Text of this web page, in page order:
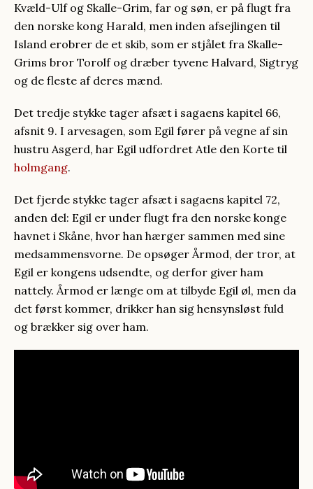
Kvæld-Ulf og Skalle-Grim, far og søn, er på flugt fra
den norske kong Harald, men inden afsejlingen til
Island erobrer de et skib, som er stjålet fra Skalle-
Grims bror Torolf og dræber tyvene Halvard, Sigtryg
og de fleste af deres mænd.
Det tredje stykke tager afsæt i sagaens kapitel 66,
afsnit 9. I arvesagen, som Egil fører på vegne af sin
hustru Asgerd, har Egil udfordret Atle den Korte til
holmgang.
Det fjerde stykke tager afsæt i sagaens kapitel 72,
anden del: Egil er under flugt fra den norske konge
havnet i Skåne, hvor han hærger sammen med sine
medsammensvorne. De opsøger Årmod, der tror, at
Egil er kongens udsendte, og derfor giver ham
nattely. Årmod er længe om at tilbyde Egil øl, men da
det først kommer, drikker han sig hensynsløst fuld
og brækker sig over ham.